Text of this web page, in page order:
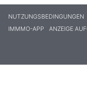
NUTZUNGSBEDINGUNGEN
IMMMO-APP
ANZEIGE